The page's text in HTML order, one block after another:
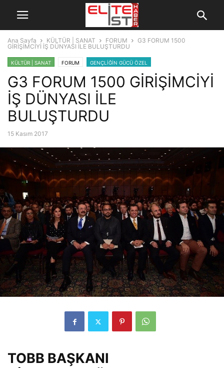
Ana Sayfa KÜLTÜR | SANAT FORUM
G3 FORUM 1500
GİRİŞİMCİYİ İŞ DÜNYASI İLE BULUŞTURDU
KÜLTÜR | SANAT FORUM GENÇLİĞİN GÜCÜ ÖZEL
G3 FORUM 1500 GİRİŞİMCİYİ
İŞ DÜNYASI İLE
BULUŞTURDU
15 Kasım 2017
TOBB BAŞKANI